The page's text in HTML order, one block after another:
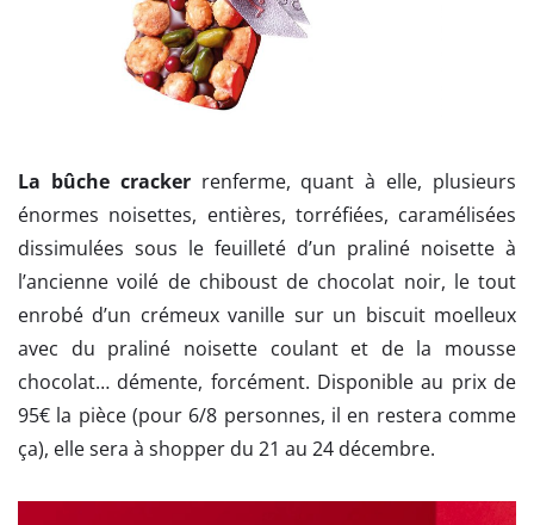
La bûche cracker renferme, quant à elle, plusieurs
énormes noisettes, entières, torréfiées, caramélisées
dissimulées sous le feuilleté d’un praliné noisette à
l’ancienne voilé de chiboust de chocolat noir, le tout
enrobé d’un crémeux vanille sur un biscuit moelleux
avec du praliné noisette coulant et de la mousse
chocolat… démente, forcément. Disponible au prix de
95€ la pièce (pour 6/8 personnes, il en restera comme
ça), elle sera à shopper du 21 au 24 décembre.